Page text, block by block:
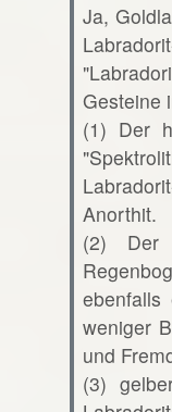
Ja,
Gesteine
(1) Der
Anorthit.
(2) Der
ebenfalls
weniger
und
(3)